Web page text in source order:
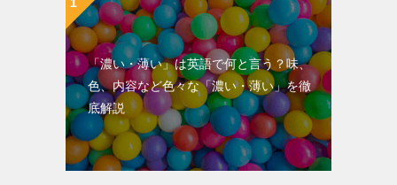
「濃い・薄い」は英語で何と言う？味、
色、内容など色々な「濃い・薄い」を徹
底解説